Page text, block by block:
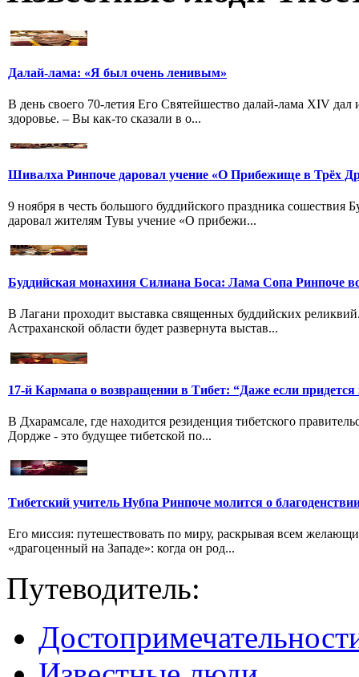
Далай-лама: «Я был очень ленивым»
В день своего 70-летия Его Святейшество далай-лама XIV
здоровье. – Вы как-то сказали в о...
Шивалха Ринпоче даровал учение «О Прибежище в Трёх
9 ноября в честь большого буддийского праздника
даровал жителям Тувы учение «О прибежи...
Буддийская монахиня Силиана Боса: Лама Сопа Ринпоче
В Лагани проходит выставка священных буддийских
Астраханской области будет развернута выстав...
17-й Кармапа о возвращении в Тибет: “Даже если
В Дхарамсале, где находится резиденция тибетского
Дордже - это будущее тибетской по...
Тибетский учитель Нубпа Ринпоче молится о
Его миссия: путешествовать по миру, раскрывая всем
«драгоценный на Западе»: когда он род...
Путеводитель: